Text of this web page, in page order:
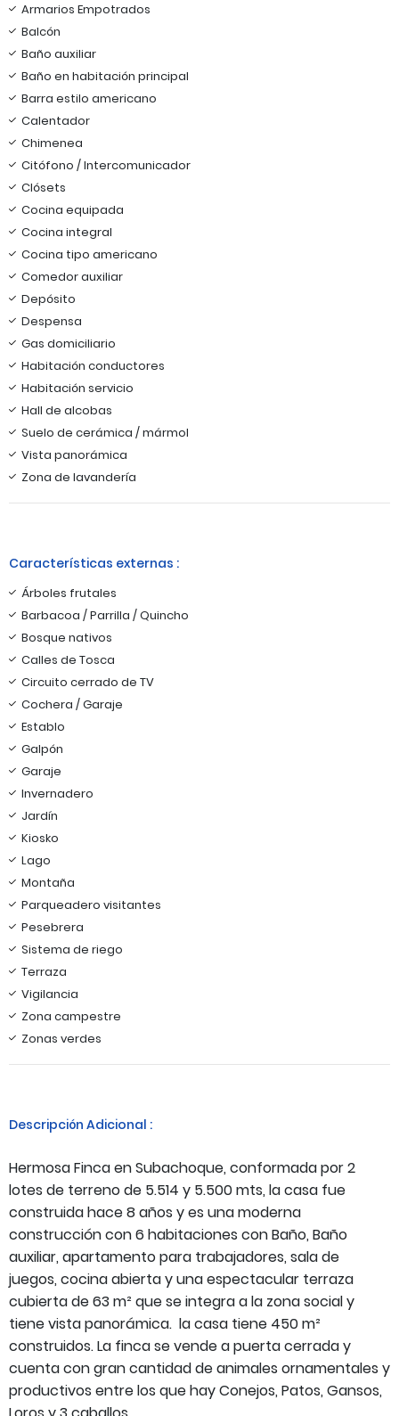
Armarios Empotrados
Balcón
Baño auxiliar
Baño en habitación principal
Barra estilo americano
Calentador
Chimenea
Citófono / Intercomunicador
Clósets
Cocina equipada
Cocina integral
Cocina tipo americano
Comedor auxiliar
Depósito
Despensa
Gas domiciliario
Habitación conductores
Habitación servicio
Hall de alcobas
Suelo de cerámica / mármol
Vista panorámica
Zona de lavandería
Características externas :
Árboles frutales
Barbacoa / Parrilla / Quincho
Bosque nativos
Calles de Tosca
Circuito cerrado de TV
Cochera / Garaje
Establo
Galpón
Garaje
Invernadero
Jardín
Kiosko
Lago
Montaña
Parqueadero visitantes
Pesebrera
Sistema de riego
Terraza
Vigilancia
Zona campestre
Zonas verdes
Descripción Adicional :
Hermosa Finca en Subachoque, conformada por 2
lotes de terreno de 5.514 y 5.500 mts, la casa fue
construida hace 8 años y es una moderna
construcción con 6 habitaciones con Baño, Baño
auxiliar, apartamento para trabajadores, sala de
juegos, cocina abierta y una espectacular terraza
cubierta de 63 m² que se integra a la zona social y
tiene vista panorámica. la casa tiene 450 m²
construidos. La finca se vende a puerta cerrada y
cuenta con gran cantidad de animales ornamentales y
productivos entre los que hay Conejos, Patos, Gansos,